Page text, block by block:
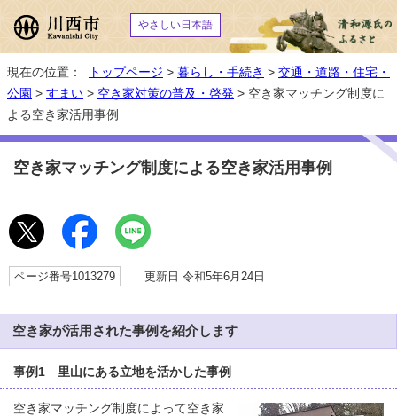
やさしい日本語
現在の位置： トップページ > 暮らし・手続き > 交通・道路・住宅・
公園 > すまい > 空き家対策の普及・啓発 > 空き家マッチング制度に
よる空き家活用事例
空き家マッチング制度による空き家活用事例
ページ番号1013279 更新日 令和5年6月24日
空き家が活用された事例を紹介します
事例1 里山にある立地を活かした事例
空き家マッチング制度によって空き家